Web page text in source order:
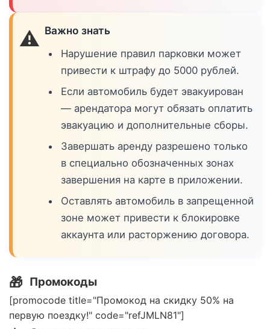
⚠️ Важно знать
Нарушение правил парковки может
привести к штрафу до 5000 рублей.
Если автомобиль будет эвакуирован
— арендатора могут обязать оплатить
эвакуацию и дополнительные сборы.
Завершать аренду разрешено только
в специально обозначенных зонах
завершения на карте в приложении.
Оставлять автомобиль в запрещенной
зоне может привести к блокировке
аккаунта или расторжению договора.
🎁 Промокоды
[promocode title="Промокод на скидку 50% на
первую поездку!" code="refJMLN81"]